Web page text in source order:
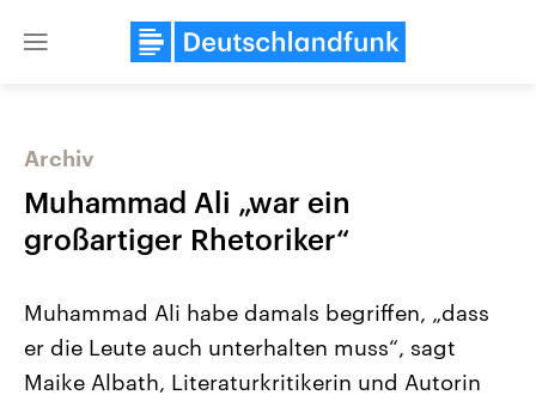
Close
Archiv
Muhammad Ali „war ein
großartiger Rhetoriker“
Muhammad Ali habe damals begriffen, „dass
er die Leute auch unterhalten muss“, sagt
Maike Albath, Literaturkritikerin und Autorin